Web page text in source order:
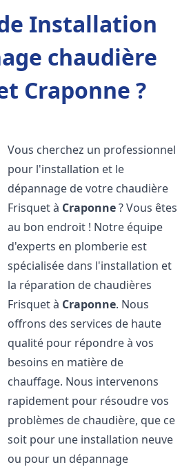
Installation
chaudière
Craponne ?
Vous cherchez un professionnel
pour l'installation et le
dépannage de votre chaudière
Frisquet à Craponne? Vous êtes
au bon endroit ! Notre équipe
d'experts en plomberie est
spécialisée dans l'installation et
la réparation de chaudières
Frisquet à Craponne. Nous
offrons des services de haute
qualité pour répondre à vos
besoins en matière de
chauffage. Nous intervenons
rapidement pour résoudre vos
problèmes de chaudière, que ce
soit pour une installation neuve
ou pour un dépannage